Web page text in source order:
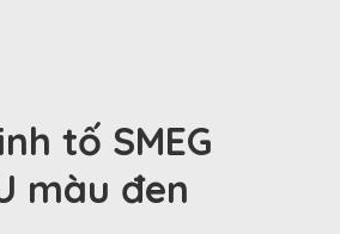
tố SMEG
màu đen